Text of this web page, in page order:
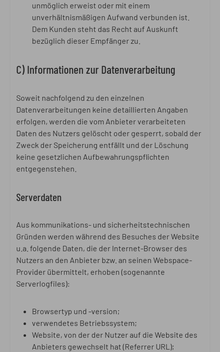
unmöglich erweist oder mit einem
unverhältnismäßigen Aufwand verbunden ist.
Dem Kunden steht das Recht auf Auskunft
bezüglich dieser Empfänger zu.
C) Informationen zur Datenverarbeitung
Soweit nachfolgend zu den einzelnen
Datenverarbeitungen keine detaillierten Angaben
erfolgen, werden die vom Anbieter verarbeiteten
Daten des Nutzers gelöscht oder gesperrt, sobald der
Zweck der Speicherung entfällt und der Löschung
keine gesetzlichen Aufbewahrungspflichten
entgegenstehen.
Serverdaten
Aus kommunikations- und sicherheitstechnischen
Gründen werden während des Besuches der Website
u.a. folgende Daten, die der Internet-Browser des
Nutzers an den Anbieter bzw. an seinen Webspace-
Provider übermittelt, erhoben (sogenannte
Serverlogfiles):
Browsertyp und -version;
verwendetes Betriebssystem;
Website, von der der Nutzer auf die Website des
Anbieters gewechselt hat (Referrer URL);